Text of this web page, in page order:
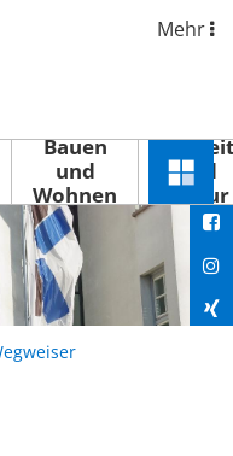
Mehr
Bauen
und
Wohnen
Freizeit
und
Kultur
Menü